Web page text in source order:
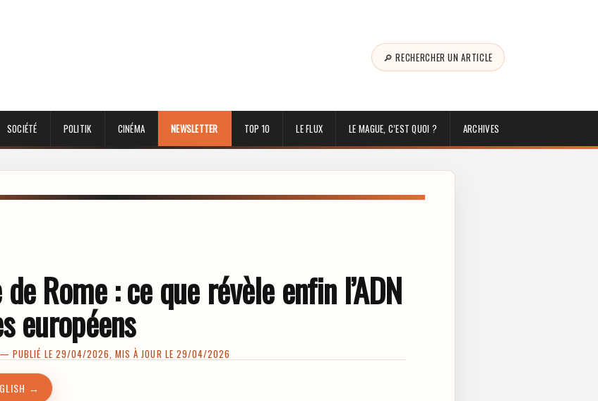
🔎 RECHERCHER UN ARTICLE
SOCIÉTÉ POLITIK CINÉMA NEWSLETTER TOP 10 LE FLUX LE MAGUE, C’EST QUOI ? ARCHIVES
Rome : ce que révèle enfin l’ADN
européens
— PUBLIÉ LE 29/04/2026, MIS À JOUR LE 29/04/2026
→